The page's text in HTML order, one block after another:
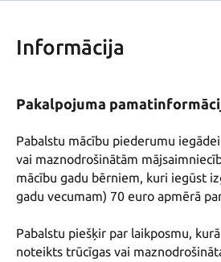
Informācija
Pakalpojuma
Pabalstu mācību piederumu
vai maznodrošinātām
mācību gadu bērniem, kuri iegūst
gadu vecumam) 70 euro apmērā
Pabalstu piešķir par laikposmu,
noteikts trūcīgas vai